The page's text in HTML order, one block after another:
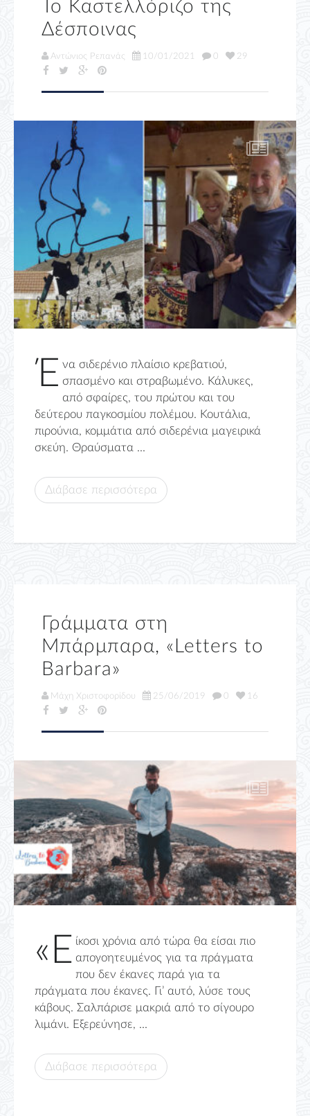
Το Καστελλόριζο της
Δέσποινας
Αντώνιος Ρεπανάς 10/01/2021 0 29
Έ να σιδερένιο πλαίσιο κρεβατιού,
σπασμένο και στραβωμένο. Κάλυκες,
από σφαίρες, του πρώτου και του
δεύτερου παγκοσμίου πολέμου. Κουτάλια,
πιρούνια, κομμάτια από σιδερένια μαγειρικά
σκεύη. Θραύσματα ...
Διάβασε περισσότερα
Γράμματα στη
Μπάρμπαρα, «Letters to
Barbara»
Μάχη Χριστοφορίδου 25/06/2019 0 16
«Ε ίκοσι χρόνια από τώρα θα είσαι πιο
απογοητευμένος για τα πράγματα
που δεν έκανες παρά για τα
πράγματα που έκανες. Γι’ αυτό, λύσε τους
κάβους. Σαλπάρισε μακριά από το σίγουρο
λιμάνι. Εξερεύνησε, ...
Διάβασε περισσότερα